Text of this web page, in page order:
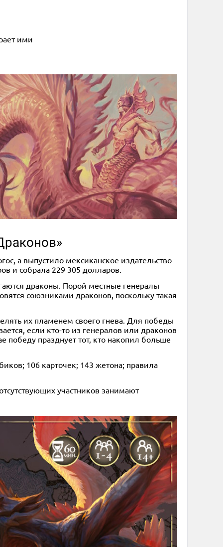
ими
а выпустило мексиканское издательство
и собрала 229 305 долларов.
драконы. Порой местные генералы
союзниками драконов, поскольку такая
их пламенем своего гнева. Для победы
если кто-то из генералов или драконов
празднует тот, кто накопил больше
106 карточек; 143 жетона; правила
участников занимают